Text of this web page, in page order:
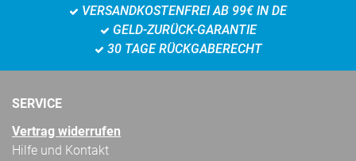
VERSANDKOSTENFREI AB 99€ IN DE
GELD-ZURÜCK-GARANTIE
30 TAGE RÜCKGABERECHT
SERVICE
Vertrag widerrufen
Hilfe und Kontakt